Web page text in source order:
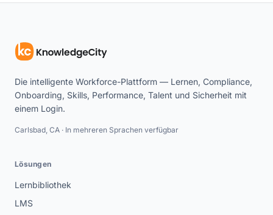
Die intelligente Workforce-Plattform — Lernen, Compliance,
Onboarding, Skills, Performance, Talent und Sicherheit mit
einem Login.
Carlsbad, CA · In mehreren Sprachen verfügbar
Lösungen
Lernbibliothek
LMS